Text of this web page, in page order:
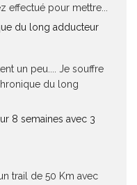
pour mettre...
du long adducteur
un peu.... Je souffre
du long
8 semaines avec 3
trail de 50 Km avec